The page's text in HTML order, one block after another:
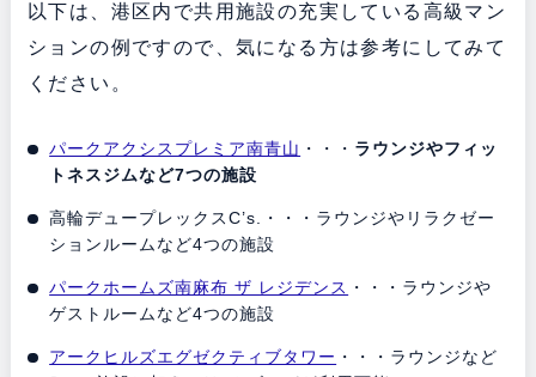
以下は、港区内で共用施設の充実している高級マン
ションの例ですので、気になる方は参考にしてみて
ください。
パークアクシスプレミア南青山 ・・・ ラウンジやフィッ
トネスジムなど7つの施設
高輪デュープレックスC’s.・・・ラウンジやリラクゼー
ションルームなど4つの施設
パークホームズ南麻布 ザ レジデンス ・・・ラウンジや
ゲストルームなど4つの施設
アークヒルズエグゼクティブタワー ・・・ラウンジなど